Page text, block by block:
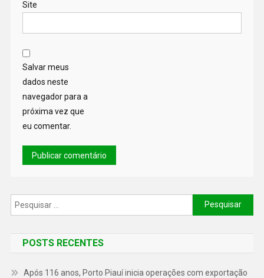
Site
Salvar meus
dados neste
navegador para a
próxima vez que
eu comentar.
POSTS RECENTES
Após 116 anos, Porto Piauí inicia operações com exportação